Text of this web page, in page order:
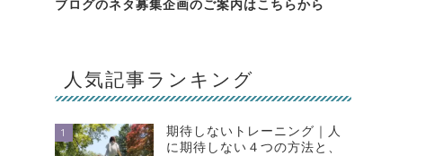
ブログのネタ募集企画のご案内はこちらから
人気記事ランキング
1
期待しないトレーニング｜人
に期待しない４つの方法と、